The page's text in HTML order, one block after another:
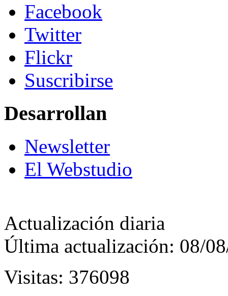
Facebook
Twitter
Flickr
Suscribirse
Desarrollan
Newsletter
El Webstudio
Actualización diaria
Última actualización: 08/
Visitas: 376098